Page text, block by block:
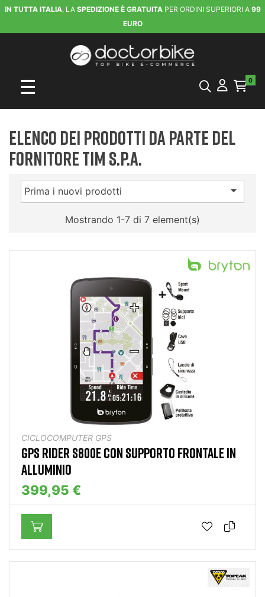
IN TUTTA ITALIA, LA SPEDIZIONE È GRATUITAPER ORDINI SUPERIORI A 99
EURO
navigazione Toggle
☰ 0
Elenco dei prodotti da parte del
fornitore TIM S.p.A.
Prima i nuovi prodotti 
Mostrando 1-7 di 7 element(s)
CICLOCOMPUTER GPS
GPS RIDER S800E CON SUPPORTO FRONTALE IN
ALLUMINIO
399,95 €